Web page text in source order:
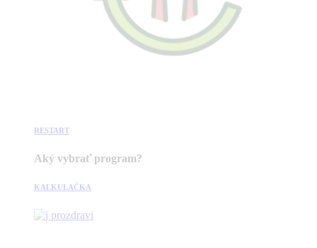
RESTART
Aký vybrať program?
KALKULAČKA